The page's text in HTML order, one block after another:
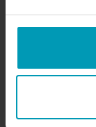
August 2023